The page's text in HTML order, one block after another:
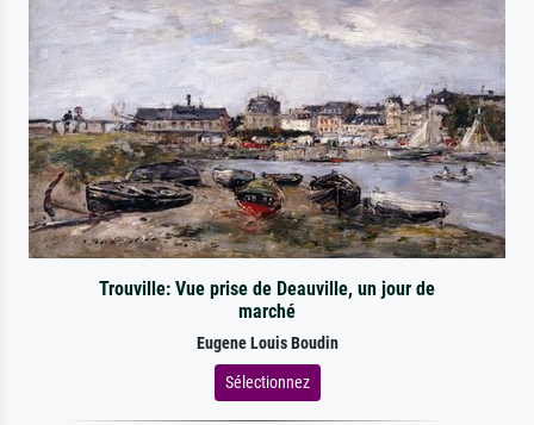
Trouville: Vue prise de Deauville, un jour de
marché
Eugene Louis Boudin
Sélectionnez